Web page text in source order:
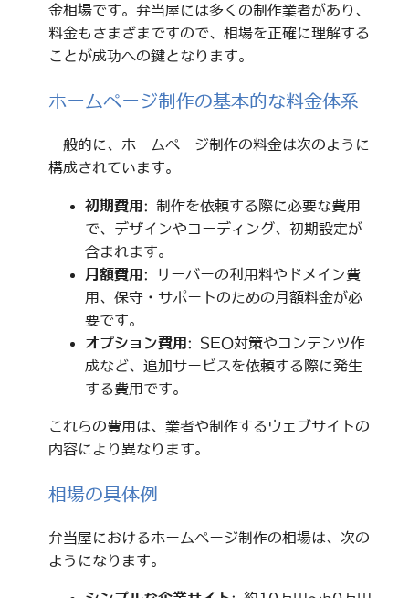
金相場です。弁当屋には多くの制作業者があり、
料金もさまざまですので、相場を正確に理解する
ことが成功への鍵となります。
ホームページ制作の基本的な料金体系
一般的に、ホームページ制作の料金は次のように
構成されています。
初期費用: 制作を依頼する際に必要な費用
で、デザインやコーディング、初期設定が
含まれます。
月額費用: サーバーの利用料やドメイン費
用、保守・サポートのための月額料金が必
要です。
オプション費用: SEO対策やコンテンツ作
成など、追加サービスを依頼する際に発生
する費用です。
これらの費用は、業者や制作するウェブサイトの
内容により異なります。
相場の具体例
弁当屋におけるホームページ制作の相場は、次の
ようになります。